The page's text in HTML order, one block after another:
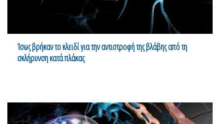
Ίσως βρήκαν το κλειδί για την αντιστροφή της βλάβης από τη
σκλήρυνση κατά πλάκας